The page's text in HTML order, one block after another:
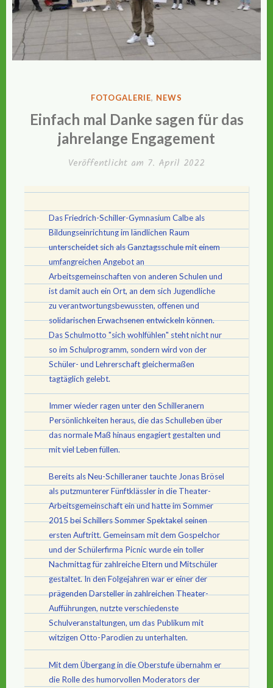
VERÖFFENTLICHT
FOTOGALERIE, NEWS
Einfach mal Danke sagen für das
jahrelange Engagement
Veröffentlicht am 7. April 2022
Das Friedrich-Schiller-Gymnasium Calbe als
Bildungseinrichtung im ländlichen Raum
unterscheidet sich als Ganztagsschule mit einem
umfangreichen Angebot an
Arbeitsgemeinschaften von anderen Schulen und
ist damit auch ein Ort, an dem sich Jugendliche
zu verantwortungsbewussten, offenen und
solidarischen Erwachsenen entwickeln können.
Das Schulmotto "sich wohlfühlen" steht nicht nur
so im Schulprogramm, sondern wird von der
Schüler- und Lehrerschaft gleichermaßen
tagtäglich gelebt.
Immer wieder ragen unter den Schilleranern
Persönlichkeiten heraus, die das Schulleben über
das normale Maß hinaus engagiert gestalten und
mit viel Leben füllen.
Bereits als Neu-Schilleraner tauchte Jonas Brösel
als putzmunterer Fünftklässler in die Theater-
Arbeitsgemeinschaft ein und hatte im Sommer
2015 bei Schillers Sommer Spektakel seinen
ersten Auftritt. Gemeinsam mit dem Gospelchor
und der Schülerfirma Picnic wurde ein toller
Nachmittag für zahlreiche Eltern und Mitschüler
gestaltet. In den Folgejahren war er einer der
prägenden Darsteller in zahlreichen Theater-
Aufführungen, nutzte verschiedenste
Schulveranstaltungen, um das Publikum mit
witzigen Otto-Parodien zu unterhalten.
Mit dem Übergang in die Oberstufe übernahm er
die Rolle des humorvollen Moderators der